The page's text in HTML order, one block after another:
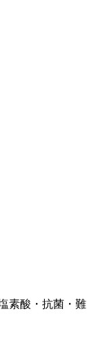
素酸・抗菌・難